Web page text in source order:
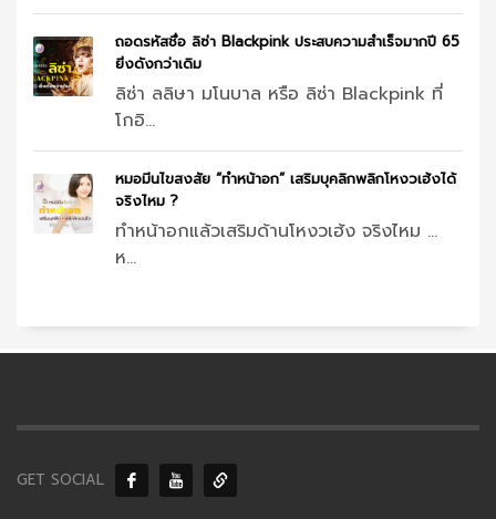
ถอดรหัสชื่อ ลิซ่า Blackpink ประสบความสำเร็จมากปี 65
ยิ่งดังกว่าเดิม
ลิซ่า ลลิษา มโนบาล หรือ ลิซ่า Blackpink ที่
โกอิ...
หมอมีนไขสงสัย “ทำหน้าอก” เสริมบุคลิกพลิกโหงวเฮ้งได้
จริงไหม ?
ทำหน้าอกแล้วเสริมด้านโหงวเฮ้ง จริงไหม …
ห...
GET SOCIAL